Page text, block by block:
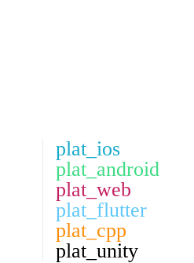
plat_ios
plat_android
plat_web
plat_flutter
plat_cpp
plat_unity